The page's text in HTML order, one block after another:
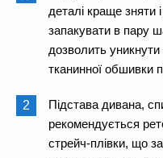
деталі краще зняти
запакувати в пару
дозволить
тканинної обшивки
Підстава дивана,
рекомендується
стрейч-плівки, що